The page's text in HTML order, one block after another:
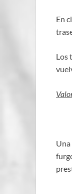
En
Los